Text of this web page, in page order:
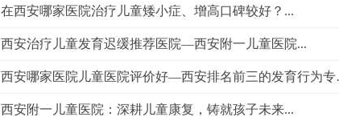
在西安哪家医院治疗儿童矮小症、增高口碑较好？...
西安治疗儿童发育迟缓推荐医院—西安附一儿童医院...
西安哪家
西安附一儿童医院：深耕儿童康复，铸就孩子未来...